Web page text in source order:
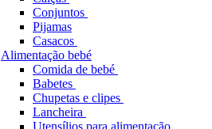
Conjuntos
Pijamas
Casacos
Alimentação bebé
Comida de bebé
Babetes
Chupetas e clipes
Lancheira